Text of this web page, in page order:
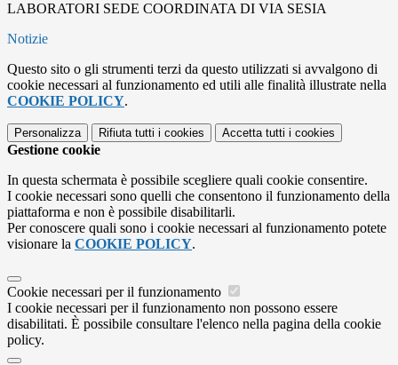
LABORATORI SEDE COORDINATA DI VIA SESIA
Notizie
Questo sito o gli strumenti terzi da questo utilizzati si avvalgono di
cookie necessari al funzionamento ed utili alle finalità illustrate nella
COOKIE POLICY.
Personalizza Rifiuta tutti i cookies Accetta tutti i cookies
Gestione cookie
In questa schermata è possibile scegliere quali cookie consentire.
I cookie necessari sono quelli che consentono il funzionamento della
piattaforma e non è possibile disabilitarli.
Per conoscere quali sono i cookie necessari al funzionamento potete
visionare la COOKIE POLICY.
Cookie necessari per il funzionamento
I cookie necessari per il funzionamento non possono essere
disabilitati. È possibile consultare l'elenco nella pagina della cookie
policy.